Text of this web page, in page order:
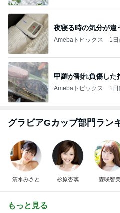
夜寝る時の気分が違
Amebaトピックス 1
甲羅が割れ負傷した
Amebaトピックス 1
グラビアGカップ部門ラン
清水みさと 杉原杏璃 森咲智
もっと見る